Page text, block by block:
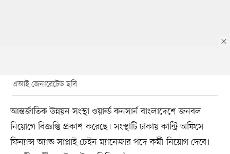
এআই জেনারেটেড ছবি
আন্তর্জাতিক উন্নয়ন সংস্থা ওয়ার্ল্ড কনসার্ন বাংলাদেশে জনবল
নিয়োগে বিজ্ঞপ্তি প্রকাশ করেছে। সংস্থাটি ঢাকায় কান্ট্রি অফিসে
ফিন্যান্স অ্যান্ড সাপ্লাই চেইন ম্যানেজার পদে কর্মী নিয়োগ দেবে।